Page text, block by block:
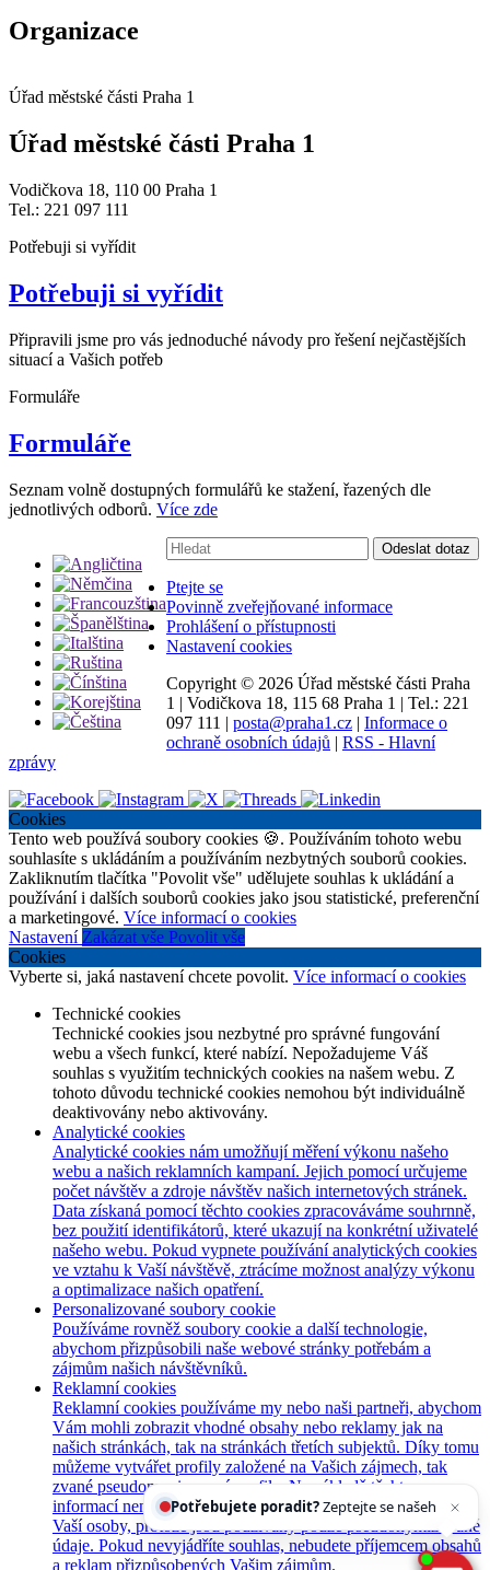
Organizace
Úřad městské části Praha 1
Úřad městské části Praha 1
Vodičkova 18, 110 00 Praha 1
Tel.: 221 097 111
Potřebuji si vyřídit
Potřebuji si vyřídit
Připravili jsme pro vás jednoduché návody pro řešení nejčastějších
situací a Vašich potřeb
Formuláře
Formuláře
Seznam volně dostupných formulářů ke stažení, řazených dle
jednotlivých odborů. Více zde
Vyhledávání:
Odeslat dotaz
Ptejte se
Povinně zveřejňované informace
Prohlášení o přístupnosti
Nastavení cookies
Copyright © 2026 Úřad městské části Praha
1 | Vodičkova 18, 115 68 Praha 1 | Tel.: 221
097 111 | posta@praha1.cz | Informace o
ochraně osobních údajů | RSS - Hlavní
zprávy
Cookies
Tento web používá soubory cookies 🍪. Používáním tohoto webu
souhlasíte s ukládáním a používáním nezbytných souborů cookies.
Zakliknutím tlačítka "Povolit vše" udělujete souhlas k ukládání a
používání i dalších souborů cookies jako jsou statistické, preferenční
a marketingové. Více informací o cookies
Nastavení Zakázat vše Povolit vše
Cookies
Vyberte si, jaká nastavení chcete povolit. Více informací o cookies
Technické cookies
Technické cookies jsou nezbytné pro správné fungování
webu a všech funkcí, které nabízí. Nepožadujeme Váš
souhlas s využitím technických cookies na našem webu. Z
tohoto důvodu technické cookies nemohou být individuálně
deaktivovány nebo aktivovány.
Analytické cookies
Analytické cookies nám umožňují měření výkonu našeho
webu a našich reklamních kampaní. Jejich pomocí určujeme
počet návštěv a zdroje návštěv našich internetových stránek.
Data získaná pomocí těchto cookies zpracováváme souhrnně,
bez použití identifikátorů, které ukazují na konkrétní uživatelé
našeho webu. Pokud vypnete používání analytických cookies
ve vztahu k Vaší návštěvě, ztrácíme možnost analýzy výkonu
a optimalizace našich opatření.
Personalizované soubory cookie
Používáme rovněž soubory cookie a další technologie,
abychom přizpůsobili naše webové stránky potřebám a
zájmům našich návštěvníků.
Reklamní cookies
Reklamní cookies používáme my nebo naši partneři, abychom
Vám mohli zobrazit vhodné obsahy nebo reklamy jak na
našich stránkách, tak na stránkách třetích subjektů. Díky tomu
můžeme vytvářet profily založené na Vašich zájmech, tak
zvané pseudonymizované profily. Na základě těchto
informací není zpravidla možná bezprostřední identifikace
Vaší osoby, protože jsou používány pouze pseudonymizované
údaje. Pokud nevyjádříte souhlas, nebudete příjemcem obsahů
a reklam přizpůsobených Vašim zájmům.
Potřebujete poradit?
Zeptejte se našeho asistenta
Chett